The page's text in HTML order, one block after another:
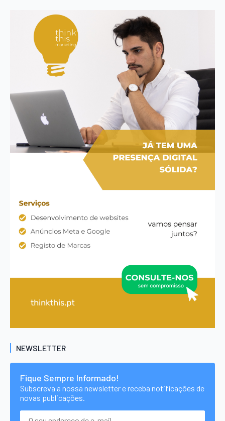
NEWSLETTER
Fique Sempre Informado!
Subscreva a nossa newsletter e receba notificações de
novas publicações.